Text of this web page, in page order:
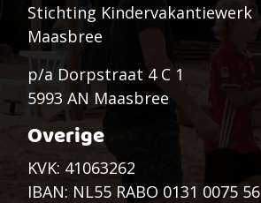
Stichting Kindervakantiewerk
Maasbree
p/a Dorpstraat 4 C 1
5993 AN Maasbree
Overige
KVK: 41063262
IBAN: NL55 RABO 0131 0075 56